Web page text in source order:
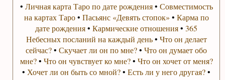
• Личная карта Таро по дате рождения• Совместимость
на картах Таро• Пасьянс «Девять стопок» • Карма по
дате рождения•Кармические отношения•365
Небесных посланий на каждый день• Что он делает
сейчас?•Скучает ли он по мне?•Что он думает обо
мне?• Что он чувствует ко мне?• Что он хочет от меня?
• Хочет ли он быть со мной?•Есть ли у него другая?•